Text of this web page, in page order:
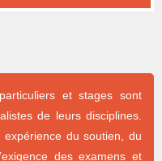
et stages sont
de leurs disciplines.
du soutien, du
des examens et